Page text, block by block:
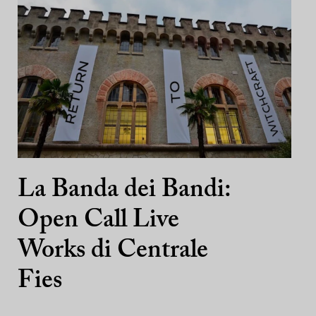
La Banda dei Bandi:
Open Call Live
Works di Centrale
Fies